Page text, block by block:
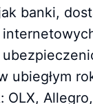
banki,
ubiegłym
OLX,